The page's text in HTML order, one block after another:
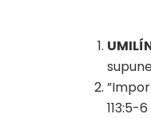
113:5-